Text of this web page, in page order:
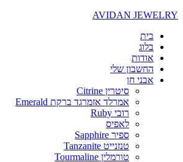
AVIDAN JEWELRY
בית
בלוג
אודות
החשבון שלי
אבני חן
סיטרין Citrine
אמרלד אזמרגד ברקת Emerald
רובי Ruby
לאפיס
ספיר Sapphire
טנזנייט Tanzanite
טורמלין Tourmaline